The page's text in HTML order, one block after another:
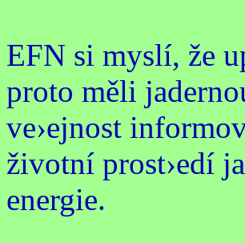
EFN si myslí, že
proto měli
ve›ejnost
životní prost›edí
energie.